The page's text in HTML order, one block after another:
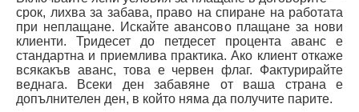
срок, лихва за забава, право на спиране на работата
при неплащане. Искайте авансово плащане за нови
клиенти. Тридесет до петдесет процента аванс е
стандартна и приемлива практика. Ако клиент откаже
всякакъв аванс, това е червен флаг. Фактурирайте
веднага. Всеки ден забавяне от ваша страна е
допълнителен ден, в който няма да получите парите.